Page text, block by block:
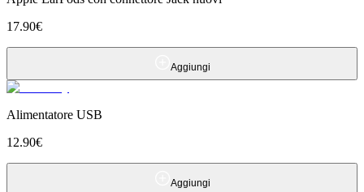
17.90€
Aggiungi
Alimentatore USB
12.90€
Aggiungi